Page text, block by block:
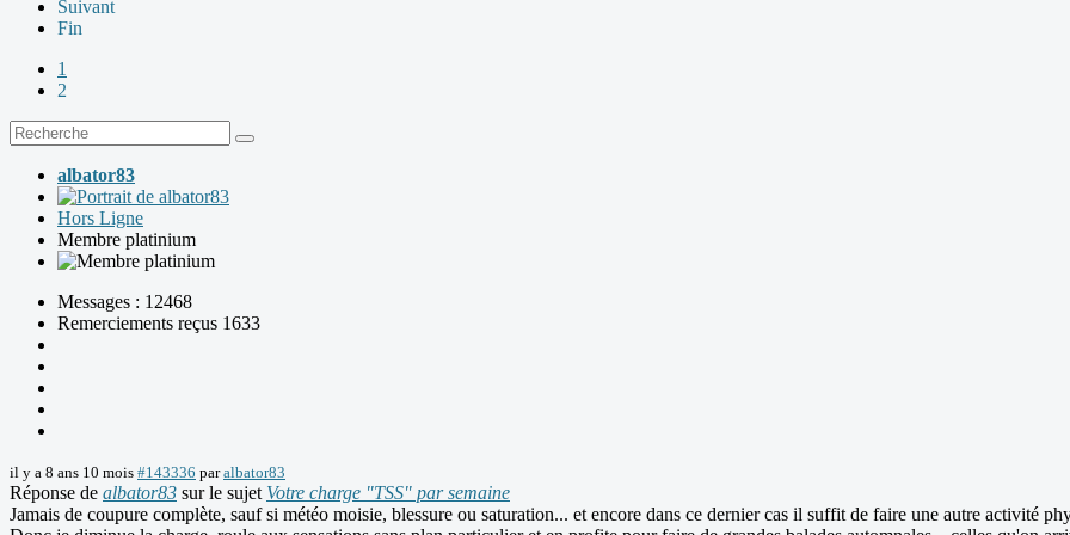
Suivant
Fin
1
2
albator83
Hors Ligne
Membre platinium
Messages : 12468
Remerciements reçus 1633
il y a 8 ans 10 mois #143336 paralbator83
Réponse de albator83 sur le sujet Votre charge "TSS" par semaine
Jamais de coupure complète, sauf si météo moisie, blessure ou saturation... et encore dans ce dernier cas il suffit de faire une autre activité